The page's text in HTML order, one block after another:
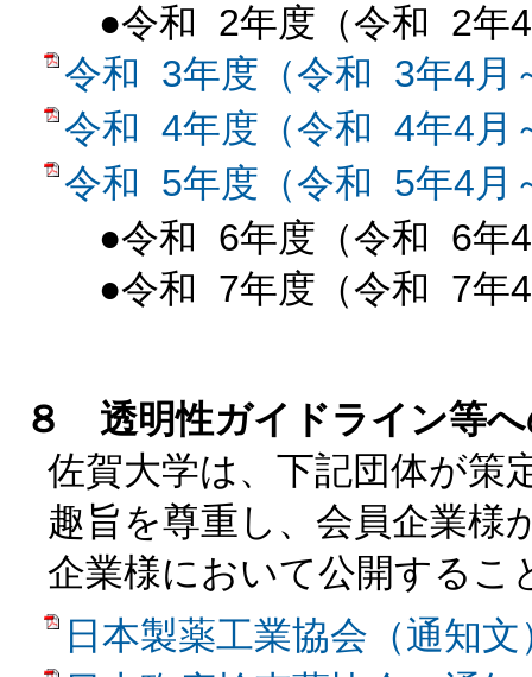
●令和 2年度（令和 2年4
令和 3年度（令和 3年4月
令和 4年度（令和 4年4月
令和 5年度（令和 5年4月
●令和 6年度（令和 6年4
●令和 7年度（令和 7年4
８ 透明性ガイドライン等
佐賀大学は、下記団体が策
趣旨を尊重し、会員企業様
企業様において公開するこ
日本製薬工業協会（通知文